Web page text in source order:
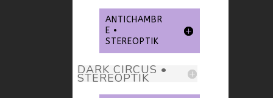
ANTICHAMBR
E •
STEREOPTIK
DARK CIRCUS •
STEREOPTIK